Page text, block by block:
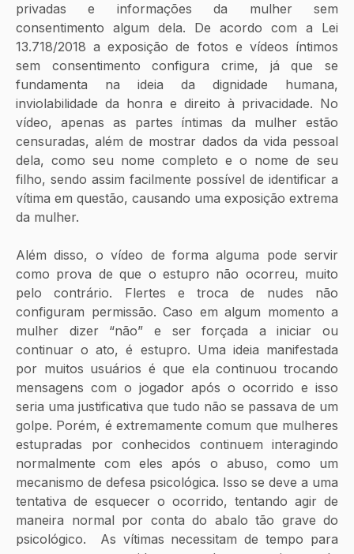
privadas e informações da mulher sem
consentimento algum dela. De acordo com a Lei
13.718/2018 a exposição de fotos e vídeos íntimos
sem consentimento configura crime, já que se
fundamenta na ideia da dignidade humana,
inviolabilidade da honra e direito à privacidade. No
vídeo, apenas as partes íntimas da mulher estão
censuradas, além de mostrar dados da vida pessoal
dela, como seu nome completo e o nome de seu
filho, sendo assim facilmente possível de identificar a
vítima em questão, causando uma exposição extrema
da mulher.
Além disso, o vídeo de forma alguma pode servir
como prova de que o estupro não ocorreu, muito
pelo contrário. Flertes e troca de nudes não
configuram permissão. Caso em algum momento a
mulher dizer “não” e ser forçada a iniciar ou
continuar o ato, é estupro. Uma ideia manifestada
por muitos usuários é que ela continuou trocando
mensagens com o jogador após o ocorrido e isso
seria uma justificativa que tudo não se passava de um
golpe. Porém, é extremamente comum que mulheres
estupradas por conhecidos continuem interagindo
normalmente com eles após o abuso, como um
mecanismo de defesa psicológica. Isso se deve a uma
tentativa de esquecer o ocorrido, tentando agir de
maneira normal por conta do abalo tão grave do
psicológico.  As vítimas necessitam de tempo para